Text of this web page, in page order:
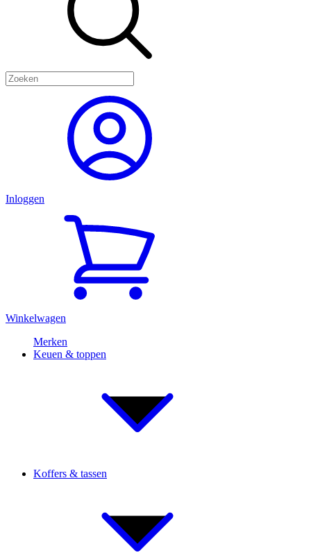
Inloggen
Winkelwagen
Merken
Keuen & toppen
Koffers & tassen